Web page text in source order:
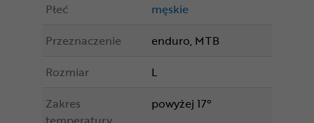
Płeć
męskie
Przeznaczenie
enduro, MTB
Rozmiar
L
Zakres
powyżej 17°